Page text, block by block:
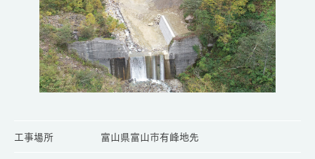
工事場所 富山県富山市有峰地先